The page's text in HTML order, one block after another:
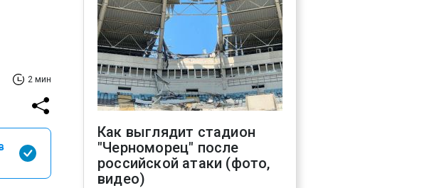
2 мин
Как выглядит стадион
"Черноморец" после
российской атаки (фото,
видео)